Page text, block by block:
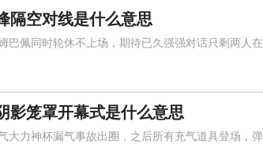
隔空对线是什么意思
佩同时轮休不上场，期待已久强强对话只剩两人在
影笼罩开幕式是什么意思
力神杯漏气事故出圈，之后所有充气道具登场，弹